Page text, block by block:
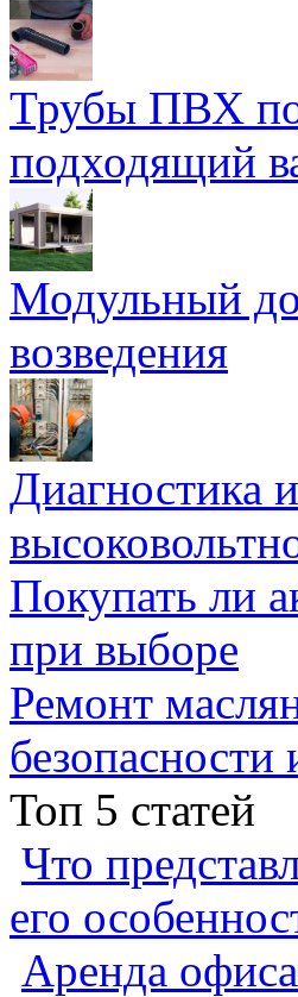
Трубы ПВХ
подходящий
Модульный
возведения
Диагностика
Покупать ли
при выборе
Ремонт
безопасности
Топ 5 статей
Что
его
Аренда